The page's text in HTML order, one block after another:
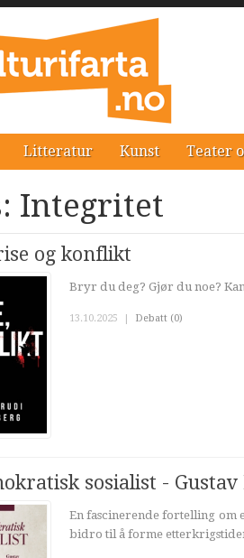
Litteratur Kunst Teater
Integritet
og konflikt
Bryr du deg? Gjør du noe?
13.10.2025 | Debatt (0)
sosialist -
En fascinerende fortelling om
bidro til å forme